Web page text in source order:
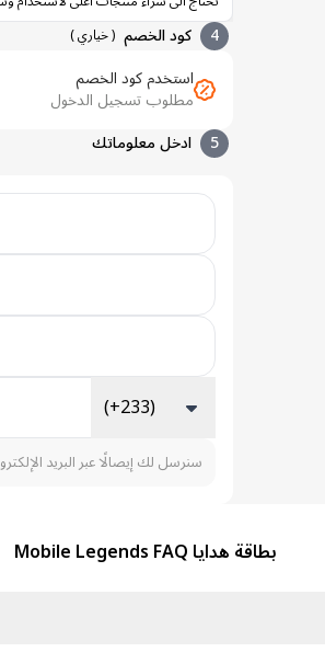
4 كود الخصم (خياري)
استخدم كود الخصم
مطلوب تسجيل الدخول
5
ادخل معلوماتك
(+233)
سنرسل لك إيصالًا عبر البريد
بطاقة هدايا Mobile Legends FAQ